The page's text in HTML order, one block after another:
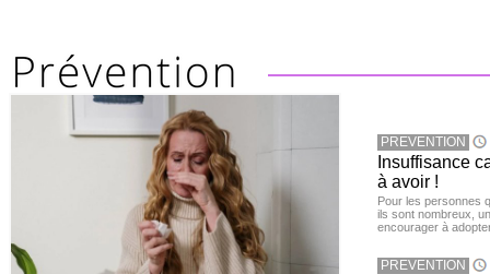
PREVENTION
Insuffisance
à avoir !
Pour les personnes
ils sont nombreux,
encourager à
PREVENTION